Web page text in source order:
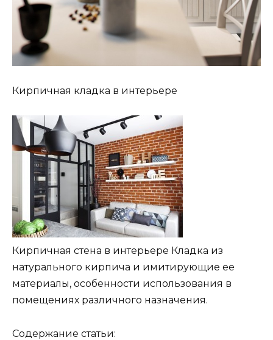
Кирпичная кладка в интерьере
Кирпичная стена в интерьере Кладка из
натурального кирпича и имитирующие ее
материалы, особенности использования в
помещениях различного назначения.
Содержание статьи: